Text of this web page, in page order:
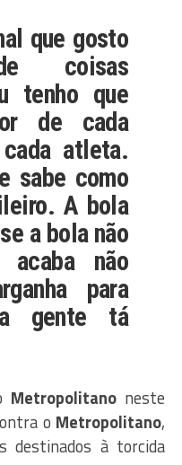
que gosto
coisas
tenho que
de cada
atleta.
sabe como
A bola
a bola não
não
para
gente tá
Metropolitano neste
o Metropolitano,
destinados à torcida